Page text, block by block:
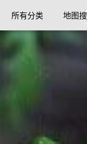
所有分类 地图